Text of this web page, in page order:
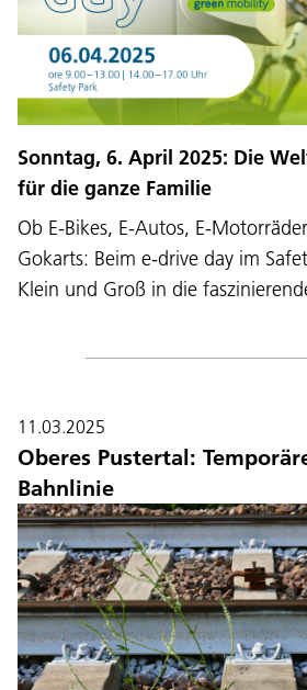
Sonntag, 6. April 2025: Die
für die ganze Familie
Ob E-Bikes, E-Autos, E-
Gokarts: Beim e-drive day im
Klein und Groß in die
11.03.2025
Oberes Pustertal:
Bahnlinie